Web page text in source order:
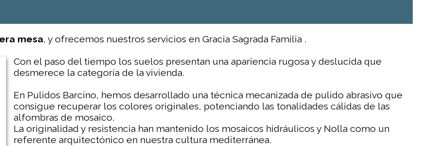
mesa, y ofrecemos nuestros servicios en Gracia Sagrada Familia .
Con el paso del tiempo los suelos presentan una apariencia rugosa y deslucida que
desmerece la categoría de la vivienda.
En Pulidos Barcino, hemos desarrollado una técnica mecanizada de pulido abrasivo que
consigue recuperar los colores originales, potenciando las tonalidades cálidas de las
alfombras de mosaico.
La originalidad y resistencia han mantenido los mosaicos hidráulicos y Nolla como un
referente arquitectónico en nuestra cultura mediterránea.